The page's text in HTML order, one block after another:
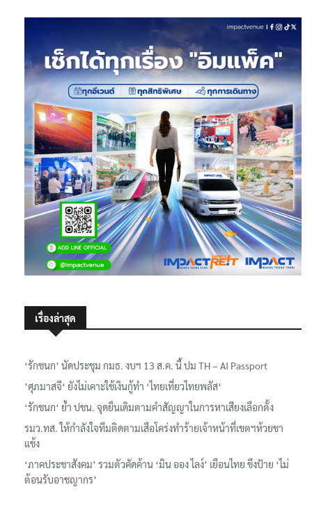
เรื่องล่าสุด
‘รักชนก’ นัดประชุม กมธ. งบฯ 13 ส.ค. นี้ ปม TH – AI Passport
’ศุภมาสจี‘ ยังไม่เคาะใช้เงินกู้ทำ ‘ไทยเที่ยวไทยพลัส‘
‘รักชนก‘ ย้ำ ปชน. จุดยืนเดิมตามคำสัญญาในการหาเสียงเลือกตั้ง
รมว.ทส. ให้กำลังใจทีมติดตามเสือโคร่งทำร้ายเจ้าหน้าที่เขตฯห้วยขา
แข้ง
‘ภาคประชาสังคม’ รวมตัวคัดค้าน ‘มิน ออง ไลง์’ เยือนไทย ขึงป้าย ‘ไม่
ต้อนรับอาชญากร’